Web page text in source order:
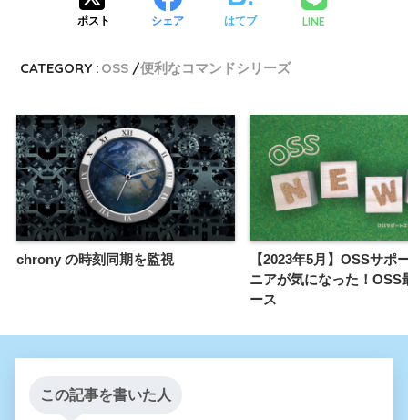
ポスト シェア はてブ LINE
CATEGORY : OSS 便利なコマンドシリーズ
chrony の時刻同期を監視
【2023年5月】OSSサポ
ニアが気になった！OSS
ース
この記事を書いた人